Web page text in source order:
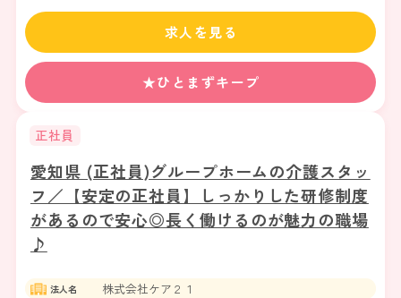
★ひとまずキープ
求人を見る
正社員
愛知県 (正社員)グループホームの介護スタッ
フ／【安定の正社員】しっかりした研修制度
があるので安心◎長く働けるのが魅力の職場
♪
法人名 株式会社ケア２１